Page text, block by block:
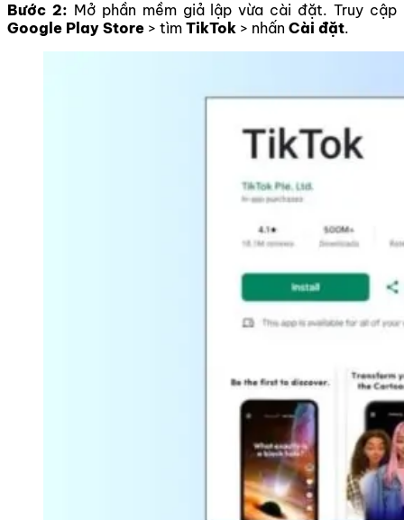
Bước 2: Mở phần mềm giả lập vừa cài đặt. Truy cập
Google Play Store > tìm TikTok > nhấn Cài đặt.